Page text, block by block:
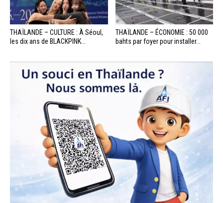
THAÏLANDE – CULTURE : À Séoul,
les dix ans de BLACKPINK...
THAÏLANDE – ÉCONOMIE : 50 000
bahts par foyer pour installer...